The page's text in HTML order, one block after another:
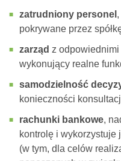
zatrudniony personel
pokrywane przez
zarząd z
wykonujący realne
samodzielność
konieczności
rachunki bankowe,
kontrolę i wykorzystuje
(w tym, dla celów